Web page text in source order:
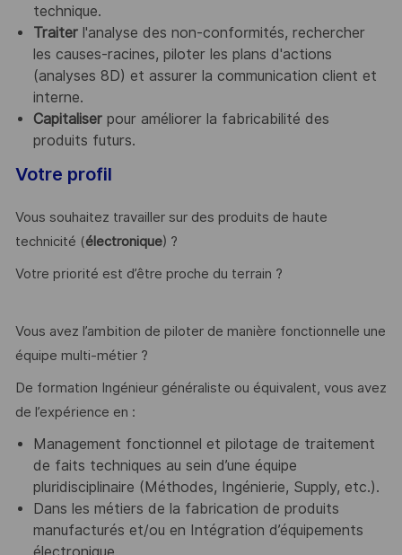
technique.
Traiterl'analyse des non-conformités, rechercher
les causes-racines, piloter les plans d'actions
(analyses 8D) et assurer la communication client et
interne.
Capitaliserpour améliorer la fabricabilité des
produits futurs.
Votre profil
Vous souhaitez travailler sur des produits de haute
technicité (électronique) ?
Votre priorité est d’être proche du terrain ?
Vous avez l’ambition de piloter de manière fonctionnelle une
équipe multi-métier ?
De formation Ingénieur généraliste ou équivalent, vous avez
de l’expérience en :
Management fonctionnel et pilotage de traitement
de faits techniques au sein d’une équipe
pluridisciplinaire (Méthodes, Ingénierie, Supply, etc.).
Dans les métiers de la fabrication de produits
manufacturés et/ou en Intégration d’équipements